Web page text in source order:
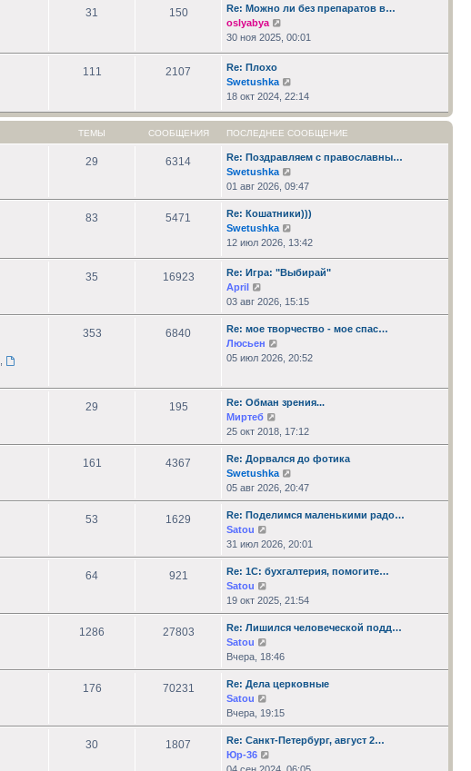
сообщению
31 150
Re: Можно ли без препаратов в…
oslyabya
к
последнему
30 ноя 2025, 00:01
111 2107
Re: Плохо
Swetushka
к
последнему
сообщению
18 окт 2024, 22:14
ТЕМЫ СООБЩЕНИЯ ПОСЛЕДНЕЕ СООБЩЕНИЕ
29 6314
Re: Поздравляем с православны…
Swetushka
к
последнему
сообщению
01 авг 2026, 09:47
83 5471
Re: Кошатники)))
Swetushka
к
последнему
сообщению
12 июл 2026, 13:42
35 16923
Re: Игра: "Выбирай"
April
к
последнему
сообщению
03 авг 2026, 15:15
353 6840
Re: мое творчество - мое спас…
Люсьен
к
сообщению
05 июл 2026, 20:52
29 195
Re: Обман зрения...
Миртеб
к
последнему
сообщению
25 окт 2018, 17:12
161 4367
Re: Дорвался до фотика
Swetushka
к
последнему
сообщению
05 авг 2026, 20:47
53 1629
Re: Поделимся маленькими радо…
Satou
к
последнему
сообщению
31 июл 2026, 20:01
64 921
Re: 1С: бухгалтерия, помогите…
Satou
к
последнему
сообщению
19 окт 2025, 21:54
1286 27803
Re: Лишился человеческой подд…
Satou
к
последнему
сообщению
Вчера, 18:46
176 70231
Re: Дела церковные
Satou
к
последнему
сообщению
Вчера, 19:15
30 1807
Re: Санкт-Петербург, август 2…
Юр-36
к
04 сен 2024, 06:05